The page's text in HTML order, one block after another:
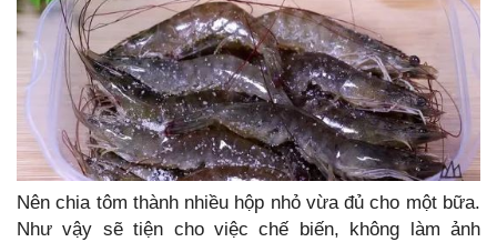
Nên chia tôm thành nhiều hộp nhỏ vừa đủ cho một bữa.
Như vậy sẽ tiện cho việc chế biến, không làm ảnh